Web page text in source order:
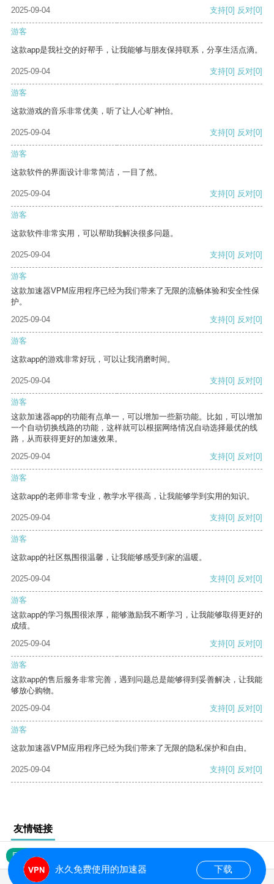
2025-09-04 支持[0] 反对[0]
游客
这款app是我社交的好帮手，让我能够与朋友保持联系，分享生活点滴。
2025-09-04 支持[0] 反对[0]
游客
这款游戏的音乐非常优美，听了让人心旷神怡。
2025-09-04 支持[0] 反对[0]
游客
这款软件的界面设计非常简洁，一目了然。
2025-09-04 支持[0] 反对[0]
游客
这款软件非常实用，可以帮助我解决很多问题。
2025-09-04 支持[0] 反对[0]
游客
这款加速器VPM应用程序已经为我们带来了无限的流畅体验和安全性保
护。
2025-09-04
支持[0] 反对[0]
游客
这款app的游戏非常好玩，可以让我消磨时间。
2025-09-04 支持[0] 反对[0]
游客
这款加速器app的功能有点单一，可以增加一些新功能。比如，可以增加
一个自动切换线路的功能，这样就可以根据网络情况自动选择最优的线
路，从而获得更好的加速效果。
2025-09-04
支持[0] 反对[0]
游客
这款app的老师非常专业，教学水平很高，让我能够学到实用的知识。
2025-09-04 支持[0] 反对[0]
游客
这款app的社区氛围很温馨，让我能够感受到家的温暖。
2025-09-04 支持[0] 反对[0]
游客
这款app的学习氛围很浓厚，能够激励我不断学习，让我能够取得更好的
成绩。
2025-09-04
支持[0] 反对[0]
游客
这款app的售后服务非常完善，遇到问题总是能够得到妥善解决，让我能
够放心购物。
2025-09-04
支持[0] 反对[0]
游客
这款加速器VPM应用程序已经为我们带来了无限的隐私保护和自由。
2025-09-04 支持[0] 反对[0]
友情链接
网站地图
永久免费使用的加速器 下载